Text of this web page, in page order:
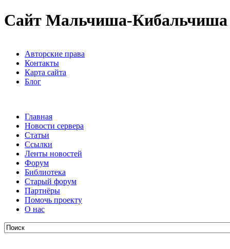
Сайт Мальчиша-Кибальчиша
Авторские права
Контакты
Карта сайта
Блог
Главная
Новости сервера
Статьи
Ссылки
Ленты новостей
Форум
Библиотека
Старый форум
Партнёры
Помочь проекту
О нас